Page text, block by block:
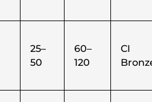
25–
50
60–
120
CI